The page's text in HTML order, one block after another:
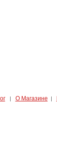
| О Магазине |